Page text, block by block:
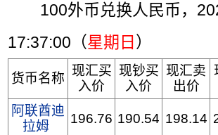
100外币兑换人民币，
17:37:00（星期日 ）
货币名称
现汇买
入价
现钞买
入价
现汇卖
出价
阿联酋迪
拉姆
196.76 190.54 198.14